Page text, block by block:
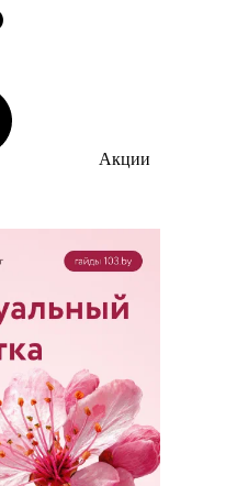
Акции